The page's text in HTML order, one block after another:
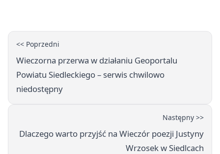
<< Poprzedni
Wieczorna przerwa w działaniu Geoportalu
Powiatu Siedleckiego – serwis chwilowo
niedostępny
Następny >>
Dlaczego warto przyjść na Wieczór poezji Justyny
Wrzosek w Siedlcach